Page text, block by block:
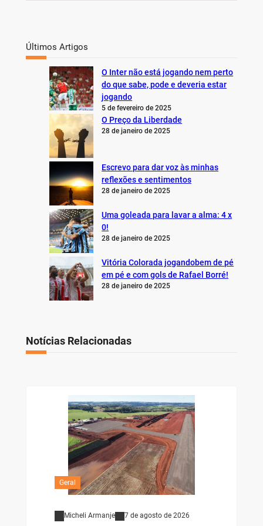
Últimos Artigos
O Inter não está jogando nem perto
do que sabe, pode e deveria estar
jogando
5 de fevereiro de 2025
O Preço da Liberdade
28 de janeiro de 2025
Escrevo para dar voz às minhas
reflexões e sentimentos
28 de janeiro de 2025
Uma goleada para lavar a alma: 4 x
0!
28 de janeiro de 2025
Vitória Colorada jogandobem de pé
em pé e com gols de Rafael Borré!
28 de janeiro de 2025
Notícias Relacionadas
Geral
Micheli Armanje 7 de agosto de 2026